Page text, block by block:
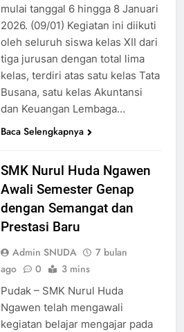
mulai tanggal 6 hingga 8 Januari
2026. (09/01) Kegiatan ini diikuti
oleh seluruh siswa kelas XII dari
tiga jurusan dengan total lima
kelas, terdiri atas satu kelas Tata
Busana, satu kelas Akuntansi
dan Keuangan Lembaga…
Baca Selengkapnya
SMK Nurul Huda Ngawen
Awali Semester Genap
dengan Semangat dan
Prestasi Baru
Admin SNUDA
7 bulan
ago
0 3 mins
Pudak – SMK Nurul Huda
Ngawen telah mengawali
kegiatan belajar mengajar pada